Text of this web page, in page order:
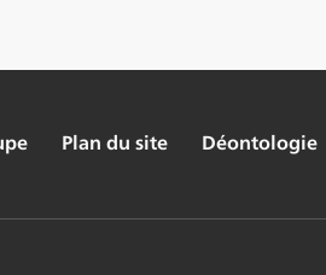
Plan du site Déontologie